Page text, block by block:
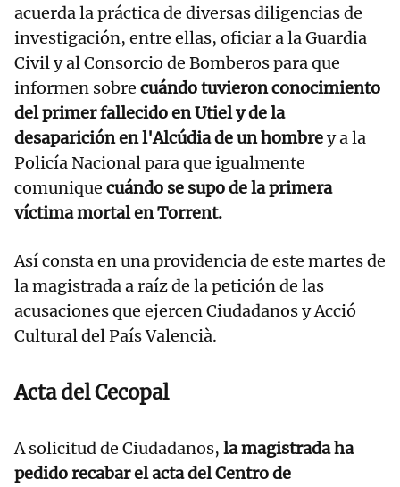
acuerda la práctica de diversas diligencias de
investigación, entre ellas, oficiar a la Guardia
Civil y al Consorcio de Bomberos para que
informen sobre cuándo tuvieron conocimiento
del primer fallecido en Utiel y de la
desaparición en l'Alcúdia de un hombrey a la
Policía Nacional para que igualmente
comunique cuándo se supo de la primera
víctima mortal en Torrent.
Así consta en una providencia de este martes de
la magistrada a raíz de la petición de las
acusaciones que ejercen Ciudadanos y Acció
Cultural del País Valencià.
Acta del Cecopal
A solicitud de Ciudadanos, la magistrada ha
pedido recabar el acta del Centro de